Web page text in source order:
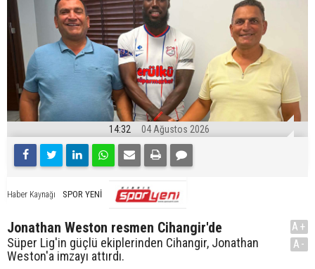
14:32 04 Ağustos 2026
Haber Kaynağı SPOR YENİ
Jonathan Weston resmen Cihangir'de
Süper Lig'in güçlü ekiplerinden Cihangir, Jonathan
Weston'a imzayı attırdı.
A+
A-